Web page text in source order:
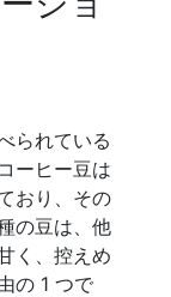
られている
ーヒー豆は
おり、その
の豆は、他
く、控えめ
の 1 つで